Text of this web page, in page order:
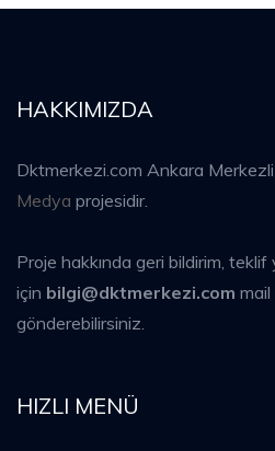
HAKKIMIZDA
Dktmerkezi.com Ankara
Medya projesidir.
Proje hakkında geri bildirim,
için bilgi@dktmerkezi.com mail
gönderebilirsiniz.
HIZLI MENÜ